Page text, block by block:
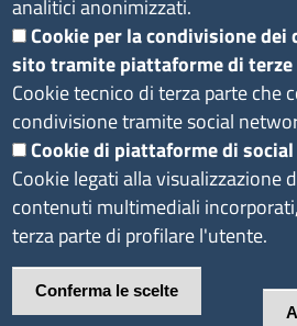
Sito web
Accesso riservato
Redazione
Footer
Privacy e Cookie
Policy
analitici anonimizzati.
Cookie per la condivisione
sito tramite piattaforme di
Cookie tecnico di terza parte che
condivisione tramite social
Cookie di piattaforme di
Cookie legati alla visualizzazione
contenuti multimediali
terza parte di profilare l'utente.
Conferma le scelte